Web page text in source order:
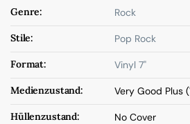
Genre: Rock
Stile: Pop Rock
Format: Vinyl 7"
Medienzustand: Very Good Plus
Hüllenzustand: No Cover